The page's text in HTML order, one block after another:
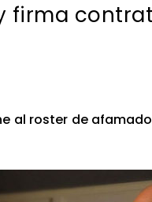
firma
al ros­ter de